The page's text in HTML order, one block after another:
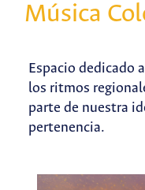
Música
Espacio dedicado
los ritmos
parte de nuestra
pertenencia.